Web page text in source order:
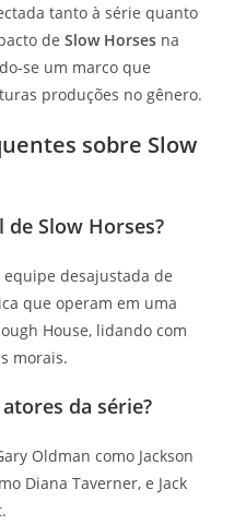
tanto à série quanto
de Slow Horses na
se um marco que
produções no gênero.
sobre Slow
Slow Horses?
desajustada de
que operam em uma
House, lidando com
morais.
da série?
Oldman como Jackson
Diana Taverner, e Jack